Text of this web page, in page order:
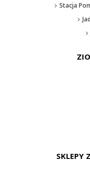
Stacja
SKLEPY